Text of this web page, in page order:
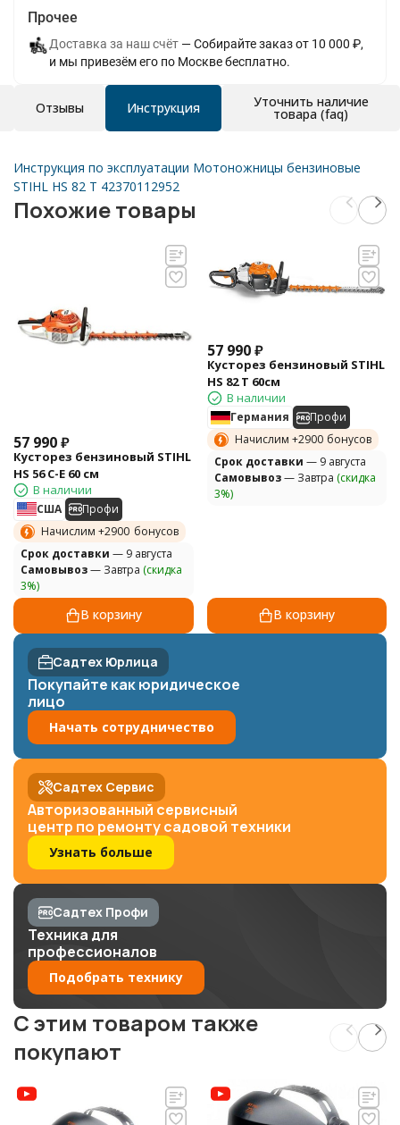
Прочее
Доставка за наш счёт
Собирайте заказ от 10 000 ₽,
и мы привезём его по Москве бесплатно.
Отзывы Инструкция Уточнить наличие
товара (faq)
Инструкция по эксплуатации Мотоножницы бензиновые
STIHL HS 82 T 42370112952
Похожие товары
57 990₽
Кусторез бензиновый STIHL
HS 56 С-Е 60 см
В наличии
США
Профи
Начислим +2900 бонусов
Cрок доставки — 9 августа
Самовывоз— Завтра (скидка
3%)
В корзину
57 990 ₽
Кусторез бензиновый STIHL
HS 82 T 60см
В наличии
Германия
Профи
Начислим +2900 бонусов
Cрок доставки — 9 августа
Самовывоз— Завтра (скидка
3%)
В корзину
Садтех Юрлица
Покупайте как юридическое
лицо
Начать сотрудничество
Садтех Сервис
Авторизованный сервисный
центр по ремонту садовой техники
Узнать больше
Садтех Профи
Техника для
профессионалов
Подобрать технику
C этим товаром также
покупают